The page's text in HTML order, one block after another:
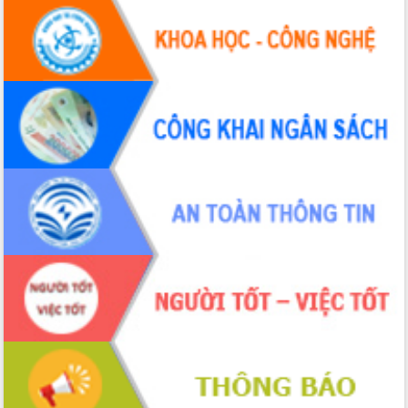
hiện nhiệm vụ quản lý tài sản công
hàng tuần
Tháo gỡ những vướng mắc, đẩy mạnh
công tác cải cách thủ tục hành chính
tại Trung tâm Phục vụ hành chính
công tỉnh
Đắk Lắk: Tôn vinh 46 giải pháp tại Hội
thi Sáng tạo Kỹ thuật 2024 - 2025
Đắk Lắk rà soát, điều chỉnh Đề án 190
về phát triển nuôi trồng thủy sản
Phó Chủ tịch UBND tỉnh Đắk Lắk
Trương Công Thái kiểm tra thực địa
Dự án cao tốc Khánh Hòa - Buôn Ma
Thuột
Định vị cà phê Việt Nam như một “di
sản sống” trong dòng chảy toàn cầu
Xây dựng nông thôn mới: Nâng cao đời
sống người dân từ những mô hình thiết
thực
Quyết liệt tháo gỡ vướng mắc, đẩy